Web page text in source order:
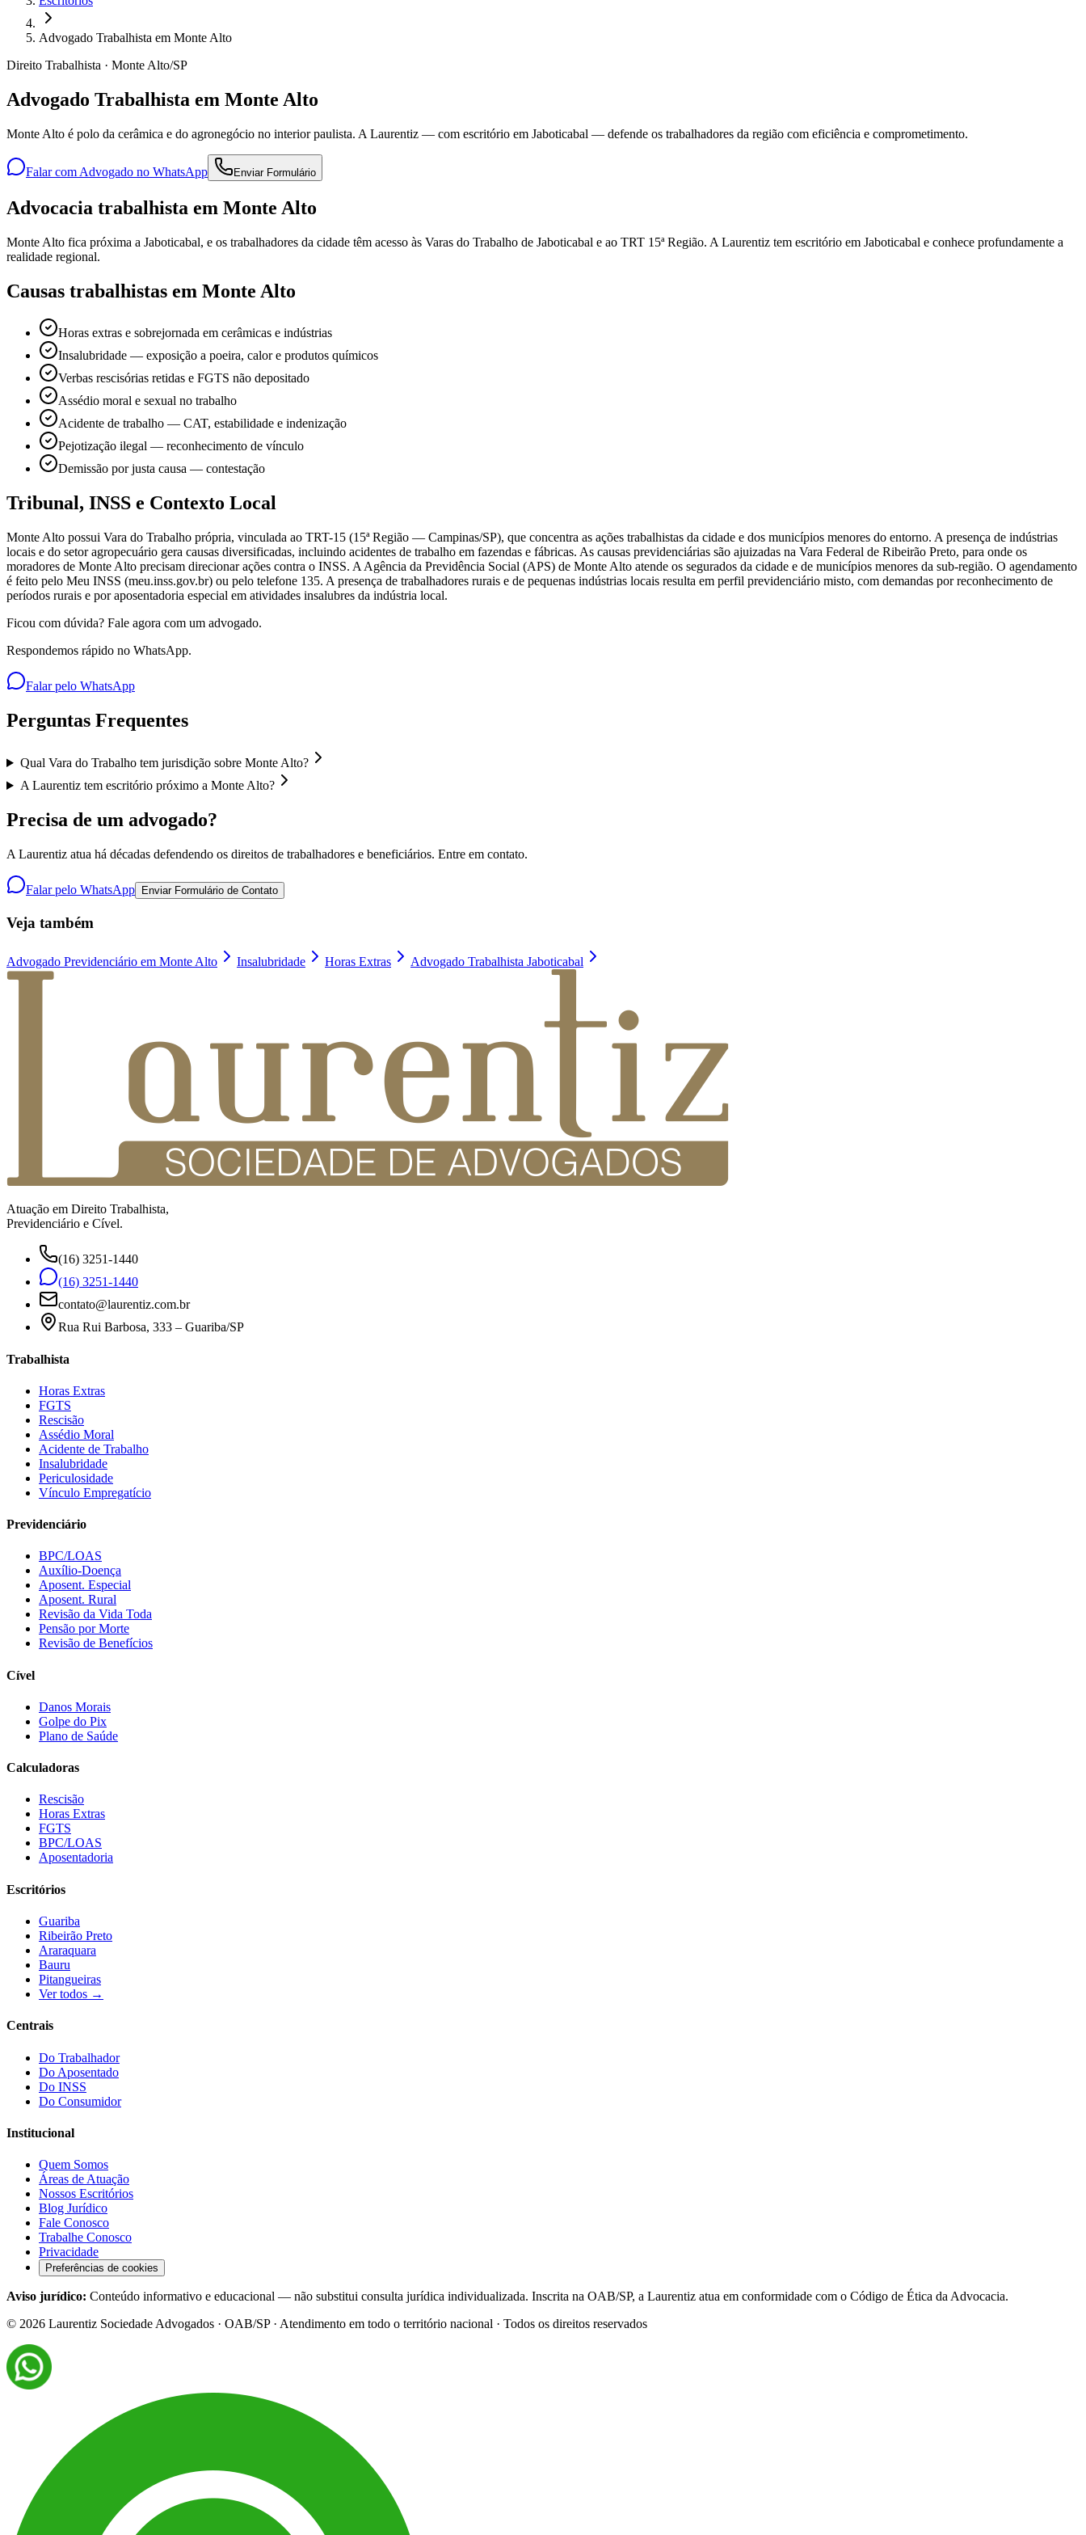
Advogado Trabalhista em Monte Alto
Direito Trabalhista · Monte Alto/SP
Advogado Trabalhista em Monte Alto
Monte Alto é polo da cerâmica e do agronegócio no interior paulista. A Laurentiz — com escritório em Jaboticabal — defende os trabalhadores da região com eficiência e comprometimento.
Falar com Advogado no WhatsApp Enviar Formulário
Advocacia trabalhista em Monte Alto
Monte Alto fica próxima a Jaboticabal, e os trabalhadores da cidade têm acesso às Varas do Trabalho de Jaboticabal e ao TRT 15ª Região. A Laurentiz tem escritório em Jaboticabal e conhece profundamente a
realidade regional.
Causas trabalhistas em Monte Alto
Horas extras e sobrejornada em cerâmicas e indústrias
Insalubridade — exposição a poeira, calor e produtos químicos
Verbas rescisórias retidas e FGTS não depositado
Assédio moral e sexual no trabalho
Acidente de trabalho — CAT, estabilidade e indenização
Pejotização ilegal — reconhecimento de vínculo
Demissão por justa causa — contestação
Tribunal, INSS e Contexto Local
Monte Alto possui Vara do Trabalho própria, vinculada ao TRT-15 (15ª Região — Campinas/SP), que concentra as ações trabalhistas da cidade e dos municípios menores do entorno. A presença de indústrias
locais e do setor agropecuário gera causas diversificadas, incluindo acidentes de trabalho em fazendas e fábricas. As causas previdenciárias são ajuizadas na Vara Federal de Ribeirão Preto, para onde os
moradores de Monte Alto precisam direcionar ações contra o INSS. A Agência da Previdência Social (APS) de Monte Alto atende os segurados da cidade e de municípios menores da sub-região. O agendamento
é feito pelo Meu INSS (meu.inss.gov.br) ou pelo telefone 135. A presença de trabalhadores rurais e de pequenas indústrias locais resulta em perfil previdenciário misto, com demandas por reconhecimento de
períodos rurais e por aposentadoria especial em atividades insalubres da indústria local.
Ficou com dúvida? Fale agora com um advogado.
Respondemos rápido no WhatsApp.
Falar pelo WhatsApp
Perguntas Frequentes
Qual Vara do Trabalho tem jurisdição sobre Monte Alto?
A Laurentiz tem escritório próximo a Monte Alto?
Precisa de um advogado?
A Laurentiz atua há décadas defendendo os direitos de trabalhadores e beneficiários. Entre em contato.
Falar pelo WhatsApp Enviar Formulário de Contato
Veja também
Advogado Previdenciário em Monte Alto Insalubridade Horas Extras Advogado Trabalhista Jaboticabal
Atuação em Direito Trabalhista,
Previdenciário e Cível.
(16) 3251-1440
(16) 3251-1440
contato@laurentiz.com.br
Rua Rui Barbosa, 333 – Guariba/SP
Trabalhista
Horas Extras
FGTS
Rescisão
Assédio Moral
Acidente de Trabalho
Insalubridade
Periculosidade
Vínculo Empregatício
Previdenciário
BPC/LOAS
Auxílio-Doença
Aposent. Especial
Aposent. Rural
Revisão da Vida Toda
Pensão por Morte
Revisão de Benefícios
Cível
Danos Morais
Golpe do Pix
Plano de Saúde
Calculadoras
Rescisão
Horas Extras
FGTS
BPC/LOAS
Aposentadoria
Escritórios
Guariba
Ribeirão Preto
Araraquara
Bauru
Pitangueiras
Ver todos →
Centrais
Do Trabalhador
Do Aposentado
Do INSS
Do Consumidor
Institucional
Quem Somos
Áreas de Atuação
Nossos Escritórios
Blog Jurídico
Fale Conosco
Trabalhe Conosco
Privacidade
Preferências de cookies
Aviso jurídico: Conteúdo informativo e educacional — não substitui consulta jurídica individualizada. Inscrita na OAB/SP, a Laurentiz atua em conformidade com o Código de Ética da Advocacia.
© 2026 Laurentiz Sociedade Advogados · OAB/SP · Atendimento em todo o território nacional · Todos os direitos reservados